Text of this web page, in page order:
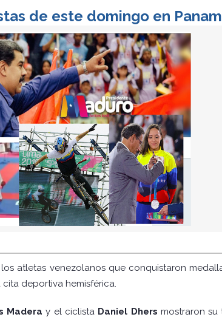
de este domingo en
atletas venezolanos que conquistaron
deportiva hemisférica.
Madera y el ciclista Daniel Dhers mostraron